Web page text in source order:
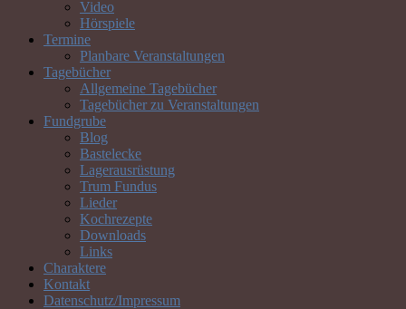
Video
Hörspiele
Termine
Planbare Veranstaltungen
Tagebücher
Allgemeine Tagebücher
Tagebücher zu Veranstaltungen
Fundgrube
Blog
Bastelecke
Lagerausrüstung
Trum Fundus
Lieder
Kochrezepte
Downloads
Links
Charaktere
Kontakt
Datenschutz/Impressum